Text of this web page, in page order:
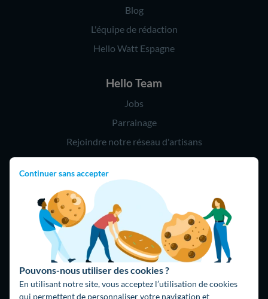
Continuer sans accepter
Pouvons-nous utiliser des cookies ?
En utilisant notre site, vous acceptez l’utilisation de cookies
qui permettent de personnaliser votre navigation et
Blog
L'équipe de rédaction
Hello Watt Espagne
Hello Team
Jobs
Parrainage
Rejoindre notre réseau d'artisans
Hello !
09 75 18 60 60
(8h-21h)
75018 Paris